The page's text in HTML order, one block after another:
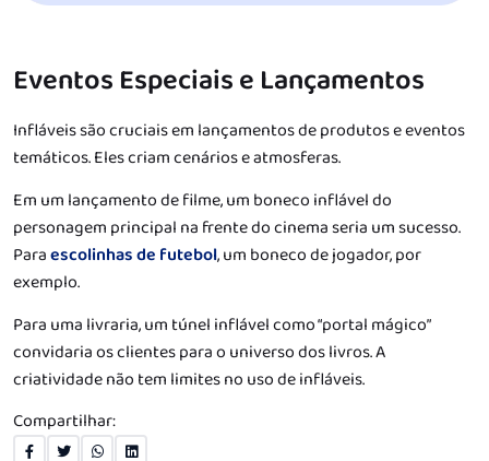
Eventos Especiais e Lançamentos
Infláveis são cruciais em lançamentos de produtos e eventos
temáticos. Eles criam cenários e atmosferas.
Em um lançamento de filme, um boneco inflável do
personagem principal na frente do cinema seria um sucesso.
Paraescolinhas de futebol, um boneco de jogador, por
exemplo.
Para uma livraria, um túnel inflável como “portal mágico”
convidaria os clientes para o universo dos livros. A
criatividade não tem limites no uso de infláveis.
Compartilhar: